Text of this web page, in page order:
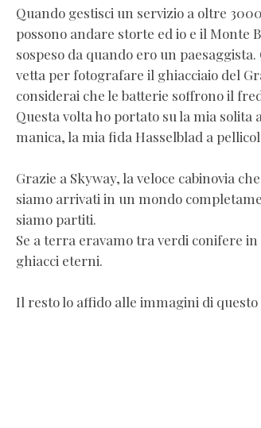
Quando gestisci un servizio a oltre
possono andare storte ed io e il Monte
sospeso da quando ero un
vetta per fotografare il ghiacciaio del
considerai che le batterie soffrono il
Questa volta ho portato su la mia
manica, la mia fida Hasselblad a
Grazie a Skyway, la veloce cabinovia
siamo arrivati in un mondo
siamo partiti.
Se a terra eravamo tra verdi conifere
ghiacci eterni.
Il resto lo affido alle immagini di